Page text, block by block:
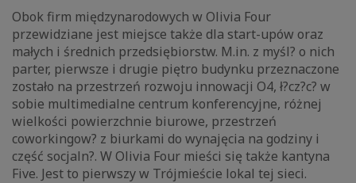
Obok firm międzynarodowych w Olivia Four
przewidziane jest miejsce także dla start-upów oraz
małych i średnich przedsiębiorstw. M.in. z myśl? o nich
parter, pierwsze i drugie piętro budynku przeznaczone
zostało na przestrzeń rozwoju innowacji O4, ł?cz?c? w
sobie multimedialne centrum konferencyjne, różnej
wielkości powierzchnie biurowe, przestrzeń
coworkingow? z biurkami do wynajęcia na godziny i
część socjaln?. W Olivia Four mieści się także kantyna
Five. Jest to pierwszy w Trójmieście lokal tej sieci.